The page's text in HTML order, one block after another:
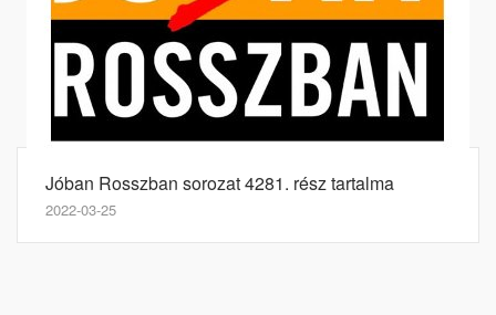
Jóban Rosszban sorozat 4281. rész tartalma
2022-03-25